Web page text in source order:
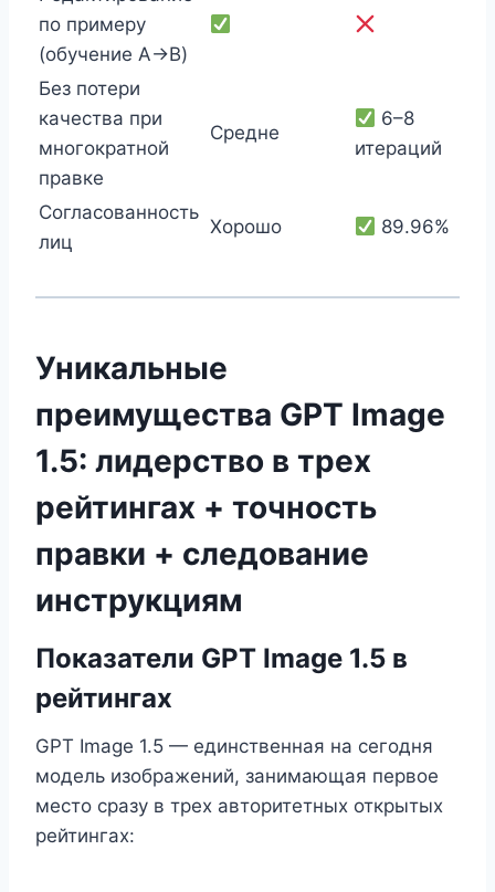
по примеру
(обучение A→B)
Без потери
качества при
многократной
правке
Средне
6–8
итераций
Согласованность
лиц
Хорошо 89.96%
Уникальные
преимущества GPT Image
1.5: лидерство в трех
рейтингах + точность
правки + следование
инструкциям
Показатели GPT Image 1.5 в
рейтингах
GPT Image 1.5 — единственная на сегодня
модель изображений, занимающая первое
место сразу в трех авторитетных открытых
рейтингах: